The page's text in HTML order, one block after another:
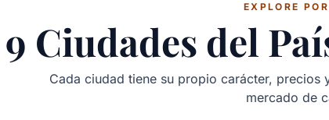
EXPLORE
Ciudades del
Cada ciudad tiene su propio carácter,
mercado de